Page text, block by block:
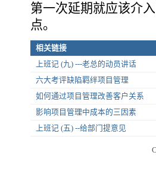
第一次延期就应该介
点。
相关链接
上班记 (九) ---老总的动员讲话
六大考评缺陷羁绊项目管理
如何通过项目管理改善客户关系
影响项目管理中成本的三因素
上班记 (五) --给部门提意见